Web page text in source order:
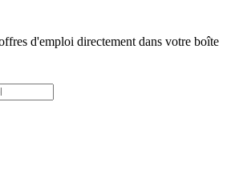
d'emploi directement dans votre boîte